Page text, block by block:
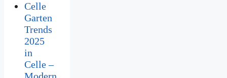
Garten
Trends
2025
in
Celle –